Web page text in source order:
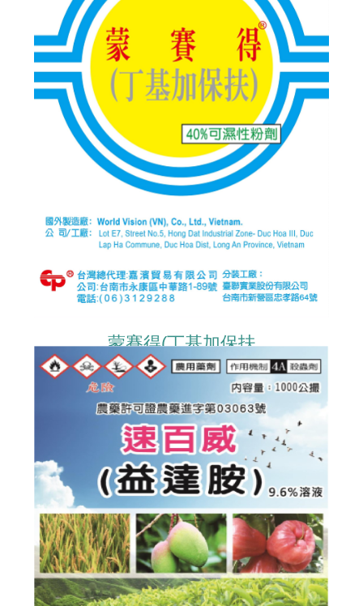
蒙賽得(丁基加保扶
CARBOSULFAN)